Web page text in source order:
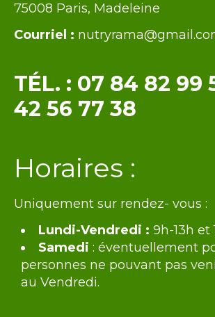
75008 Paris, Madeleine
Courriel :
TÉL. : 07 84 82 99
42 56 77 38
Texte
Horaires :
Uniquement sur rendez- vous :
Lundi-Vendredi : 9h-13h et
Samedi : éventuellement
personnes ne pouvant pas
au Vendredi.